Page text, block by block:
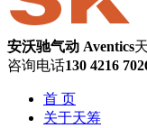
安沃驰气动 Aventics
咨询电话130 4216
首 页
关于天筹